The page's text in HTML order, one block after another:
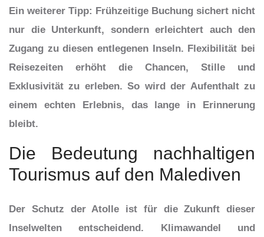
Ein weiterer Tipp: Frühzeitige Buchung sichert nicht
nur die Unterkunft, sondern erleichtert auch den
Zugang zu diesen entlegenen Inseln. Flexibilität bei
Reisezeiten erhöht die Chancen, Stille und
Exklusivität zu erleben. So wird der Aufenthalt zu
einem echten Erlebnis, das lange in Erinnerung
bleibt.
Die Bedeutung nachhaltigen
Tourismus auf den Malediven
Der Schutz der Atolle ist für die Zukunft dieser
Inselwelten entscheidend. Klimawandel und